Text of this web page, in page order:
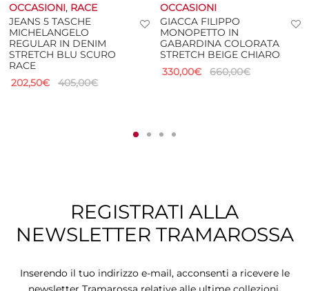
JEANS 5 TASCHE
MICHELANGELO
REGULAR IN DENIM
STRETCH BLU SCURO
RACE
OCCASIONI, RACE
202,50€ 405,00€
GIACCA FILIPPO
MONOPETTO IN
GABARDINA COLORATA
STRETCH BEIGE CHIARO
OCCASIONI
330,00€ 660,00€
REGISTRATI ALLA
NEWSLETTER TRAMAROSSA
Inserendo il tuo indirizzo e-mail, acconsenti a ricevere le